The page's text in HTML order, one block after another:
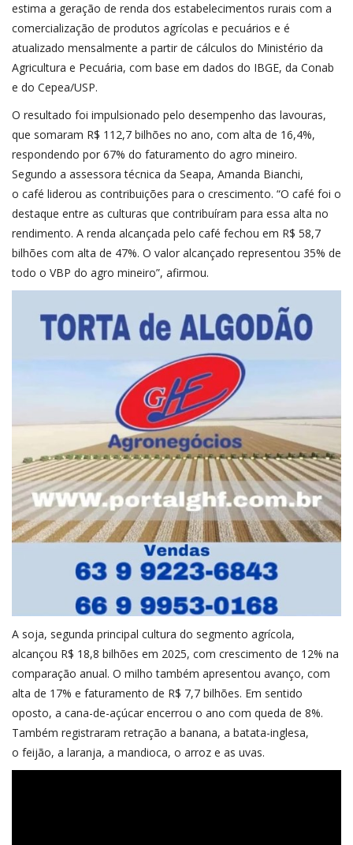
estima a geração de renda dos estabelecimentos rurais com a
comercialização de produtos agrícolas e pecuários e é
atualizado mensalmente a partir de cálculos do Ministério da
Agricultura e Pecuária, com base em dados do IBGE, da Conab
e do Cepea/USP.
O resultado foi impulsionado pelo desempenho das lavouras,
que somaram R$ 112,7 bilhões no ano, com alta de 16,4%,
respondendo por 67% do faturamento do agro mineiro.
Segundo a assessora técnica da Seapa, Amanda Bianchi,
o café liderou as contribuições para o crescimento. “O café foi o
destaque entre as culturas que contribuíram para essa alta no
rendimento. A renda alcançada pelo café fechou em R$ 58,7
bilhões com alta de 47%. O valor alcançado representou 35% de
todo o VBP do agro mineiro”, afirmou.
A soja, segunda principal cultura do segmento agrícola,
alcançou R$ 18,8 bilhões em 2025, com crescimento de 12% na
comparação anual. O milho também apresentou avanço, com
alta de 17% e faturamento de R$ 7,7 bilhões. Em sentido
oposto, a cana-de-açúcar encerrou o ano com queda de 8%.
Também registraram retração a banana, a batata-inglesa,
o feijão, a laranja, a mandioca, o arroz e as uvas.